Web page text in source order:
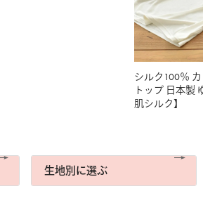
シルク100％
トップ 日本製
肌シルク】
生地別に選ぶ